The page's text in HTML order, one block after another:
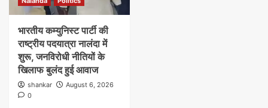
भारतीय कम्युनिस्ट पार्टी की
राष्ट्रीय पदयात्रा नालंदा में
शुरू, जनविरोधी नीतियों के
खिलाफ बुलंद हुई आवाज
shankar
August 6, 2026
0